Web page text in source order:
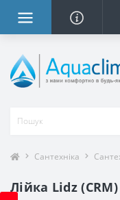
Сантехніка
Лійка Lidz